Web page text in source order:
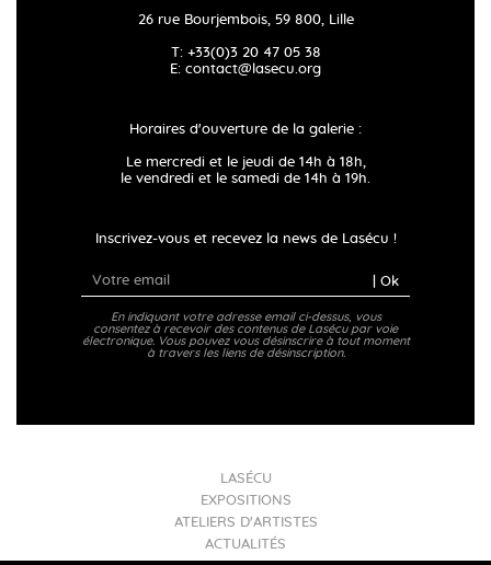
26 rue Bourjembois, 59 800, Lille
T: +33(0)3 20 47 05 38
E: contact@lasecu.org
Horaires d'ouverture de la galerie :
Le mercredi et le jeudi de 14h à 18h,
le vendredi et le samedi de 14h à 19h.
Inscrivez-vous et recevez la news de Lasécu !
| Ok
En indiquant votre adresse email ci-dessus, vous
consentez à recevoir des contenus de Lasécu par voie
électronique. Vous pouvez vous désinscrire à tout moment
à travers les liens de désinscription.
LASÉCU
EXPOSITIONS
ATELIERS D'ARTISTES
ACTUALITÉS